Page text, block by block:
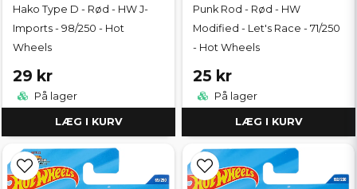
Hako Type D - Rød - HW J-
Imports - 98/250 - Hot
Wheels
29 kr
På lager
LÆG I KURV
Punk Rod - Rød - HW
Modified - Let's Race - 71/250
- Hot Wheels
25 kr
På lager
LÆG I KURV